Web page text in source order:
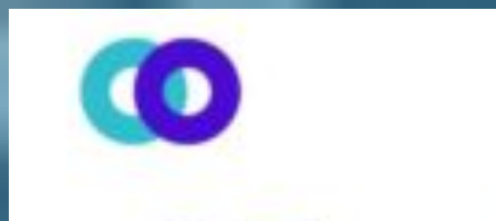
содержимому